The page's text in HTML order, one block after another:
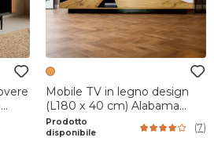
Mobile TV in legno design
(L180 x 40 cm) Alabama
Bianco, nero e naturale
Prodotto
disponibile
(7)